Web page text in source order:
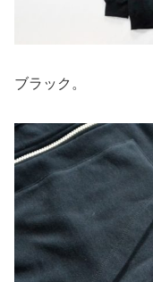
ブラック。